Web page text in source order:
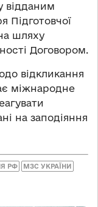
відданим
Підготовчої
шляху
Договором.
відкликання
міжнародне
на заподіяння
РФ МЗС УКРАЇНИ